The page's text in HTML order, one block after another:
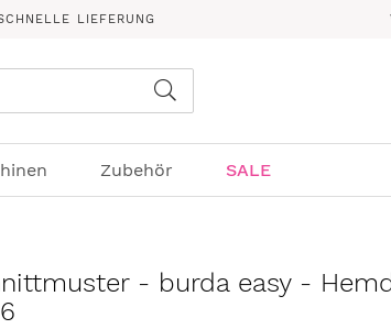
LIEFERUNG
Zubehör SALE
- burda easy -